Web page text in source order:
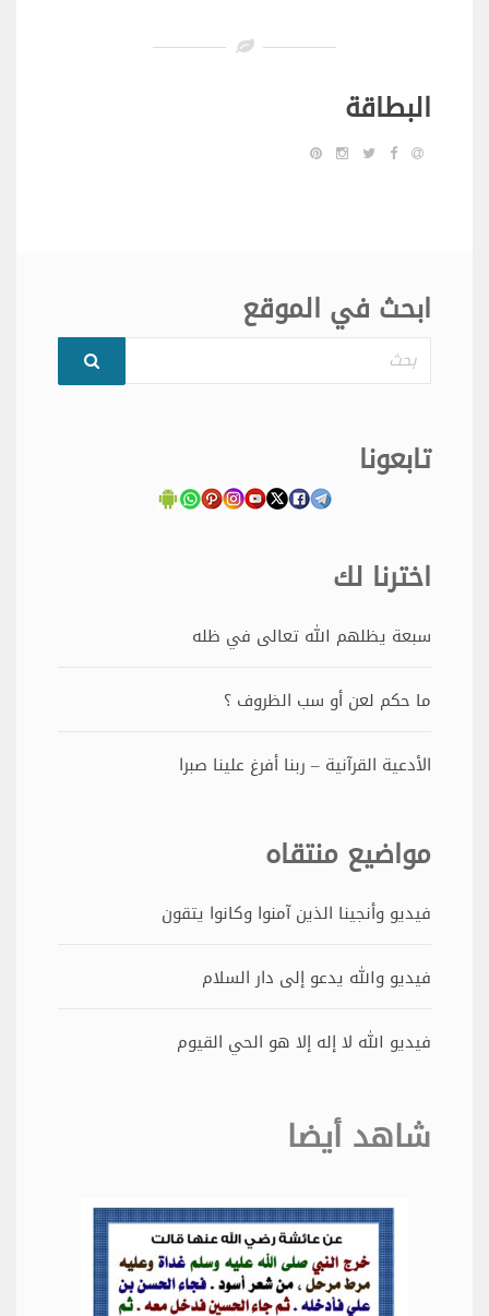
البطاقة
ابحث في الموقع
بحث
تابعونا
اخترنا لك
سبعة يظلهم الله تعالى في ظله
ما حكم لعن أو سب الظروف ؟
الأدعية القرآنية – ربنا أفرغ علينا صبرا
مواضيع منتقاه
فيديو وأنجينا الذين آمنوا وكانوا يتقون
فيديو والله يدعو إلى دار السلام
فيديو الله لا إله إلا هو الحي القيوم
شاهد أيضا